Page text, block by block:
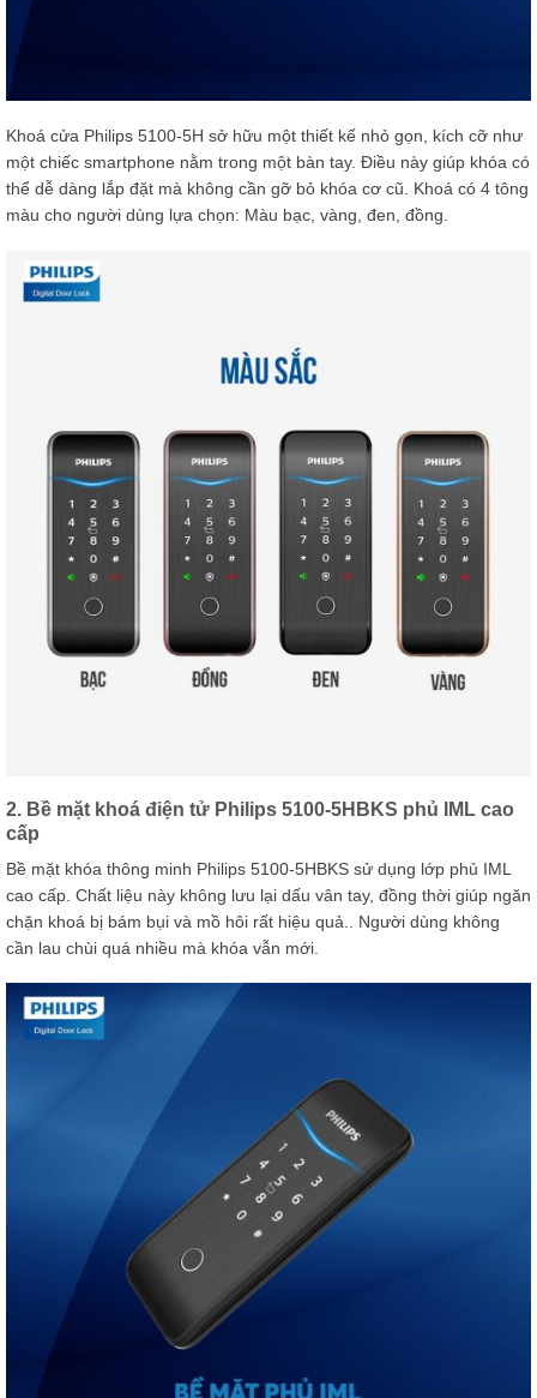
Khoá cửa Philips 5100-5H sở hữu một thiết kế nhỏ gọn, kích cỡ như
một chiếc smartphone nằm trong một bàn tay. Điều này giúp khóa có
thể dễ dàng lắp đặt mà không cần gỡ bỏ khóa cơ cũ. Khoá có 4 tông
màu cho người dùng lựa chọn: Màu bạc, vàng, đen, đồng.
2. Bề mặt khoá điện tử Philips 5100-5HBKS phủ IML cao
cấp
Bề mặt khóa thông minh Philips 5100-5HBKS sử dụng lớp phủ IML
cao cấp. Chất liệu này không lưu lại dấu vân tay, đồng thời giúp ngăn
chặn khoá bị bám bụi và mồ hôi rất hiệu quả.. Người dùng không
cần lau chùi quá nhiều mà khóa vẫn mới.